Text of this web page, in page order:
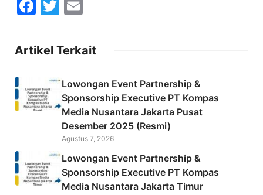
F
c
e
o
o
T
itt
er
ai
l
Artikel Terkait
Lowongan Event Partnership &
Sponsorship Executive PT Kompas
Media Nusantara Jakarta Pusat
Desember 2025 (Resmi)
Agustus 7, 2026
Lowongan Event Partnership &
Sponsorship Executive PT Kompas
Media Nusantara Jakarta Timur